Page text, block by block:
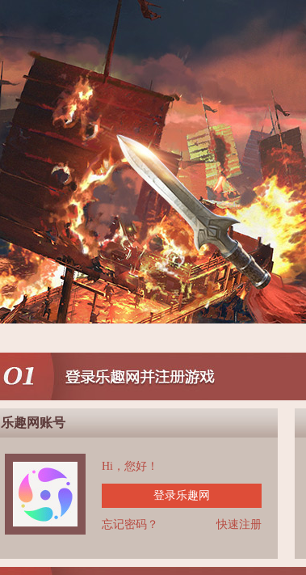
乐趣网账号
Hi，您好！
登录乐趣网
快速注册
忘记密码？